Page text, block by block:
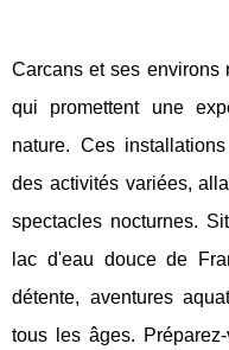
Carcans et ses environs
qui promettent une
nature. Ces
des activités variées,
spectacles nocturnes.
lac d'eau douce de
détente, aventures
tous les âges.